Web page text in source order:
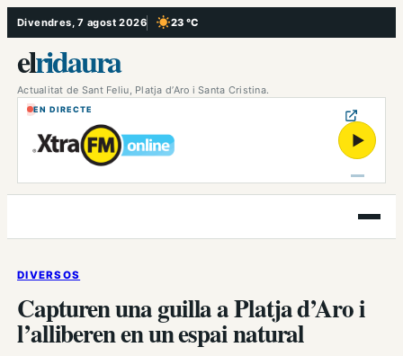
Vés
al
contingut
Divendres, 7 agost 2026 23 °C
, Cel serè
elridaura
Actualitat de Sant Feliu, Platja d’Aro i Santa Cristina.
EN DIRECTE
▶
Obre
el
DIVERSOS
Capturen una guilla a Platja d’Aro i
l’alliberen en un espai natural